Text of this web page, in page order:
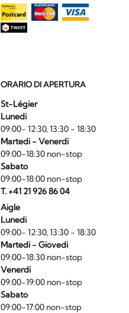
ORARIO DI APERTURA
St-Légier
Lunedi
09:00- 12:30, 13:30 - 18:30
Martedi - Venerdi
09:00-18:30 non-stop
Sabato
09:00-18:00 non-stop
T. +41 21 926 86 04
Aigle
Lunedi
09:00- 12:30, 13:30 - 18:30
Martedi - Giovedi
09:00-18:30 non-stop
Venerdi
09:00-19:00 non-stop
Sabato
09:00-17:00 non-stop